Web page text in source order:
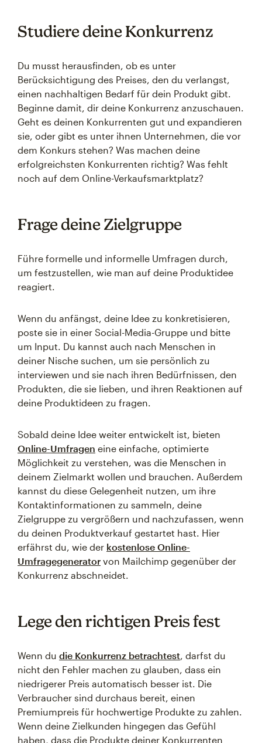
Studiere deine Konkurrenz
Du musst herausfinden, ob es unter
Berücksichtigung des Preises, den du verlangst,
einen nachhaltigen Bedarf für dein Produkt gibt.
Beginne damit, dir deine Konkurrenz anzuschauen.
Geht es deinen Konkurrenten gut und expandieren
sie, oder gibt es unter ihnen Unternehmen, die vor
dem Konkurs stehen? Was machen deine
erfolgreichsten Konkurrenten richtig? Was fehlt
noch auf dem Online-Verkaufsmarktplatz?
Frage deine Zielgruppe
Führe formelle und informelle Umfragen durch,
um festzustellen, wie man auf deine Produktidee
reagiert.
Wenn du anfängst, deine Idee zu konkretisieren,
poste sie in einer Social-Media-Gruppe und bitte
um Input. Du kannst auch nach Menschen in
deiner Nische suchen, um sie persönlich zu
interviewen und sie nach ihren Bedürfnissen, den
Produkten, die sie lieben, und ihren Reaktionen auf
deine Produktideen zu fragen.
Sobald deine Idee weiter entwickelt ist, bieten
Online-Umfragen eine einfache, optimierte
Möglichkeit zu verstehen, was die Menschen in
deinem Zielmarkt wollen und brauchen. Außerdem
kannst du diese Gelegenheit nutzen, um ihre
Kontaktinformationen zu sammeln, deine
Zielgruppe zu vergrößern und nachzufassen, wenn
du deinen Produktverkauf gestartet hast. Hier
erfährst du, wie der kostenlose Online-
Umfragegenerator von Mailchimp gegenüber der
Konkurrenz abschneidet.
Lege den richtigen Preis fest
Wenn du die Konkurrenz betrachtest, darfst du
nicht den Fehler machen zu glauben, dass ein
niedrigerer Preis automatisch besser ist. Die
Verbraucher sind durchaus bereit, einen
Premiumpreis für hochwertige Produkte zu zahlen.
Wenn deine Zielkunden hingegen das Gefühl
haben, dass die Produkte deiner Konkurrenten